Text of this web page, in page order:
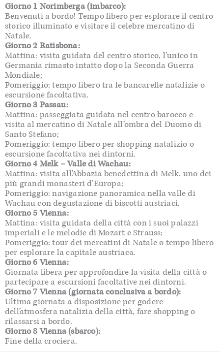
Giorno 1 Norimberga (imbarco):
Benvenuti a bordo! Tempo libero per esplorare il centro
storico illuminato e visitare il celebre mercatino di
Natale.
Giorno 2 Ratisbona:
Mattina: visita guidata del centro storico, l’unico in
Germania rimasto intatto dopo la Seconda Guerra
Mondiale;
Pomeriggio: tempo libero tra le bancarelle natalizie o
escursione facoltativa.
Giorno 3 Passau:
Mattina: passeggiata guidata nel centro barocco e
visita al mercatino di Natale all’ombra del Duomo di
Santo Stefano;
Pomeriggio: tempo libero per shopping natalizio o
escursione facoltativa nei dintorni.
Giorno 4 Melk – Valle di Wachau:
Mattina: visita all’Abbazia benedettina di Melk, uno dei
più grandi monasteri d’Europa;
Pomeriggio: navigazione panoramica nella valle di
Wachau con degustazione di biscotti austriaci.
Giorno 5 Vienna:
Mattina: visita guidata della città con i suoi palazzi
imperiali e le melodie di Mozart e Strauss;
Pomeriggio: tour dei mercatini di Natale o tempo libero
per esplorare la capitale austriaca.
Giorno 6 Vienna:
Giornata libera per approfondire la visita della città o
partecipare a escursioni facoltative nei dintorni.
Giorno 7 Vienna (giornata conclusiva a bordo):
Ultima giornata a disposizione per godere
dell’atmosfera natalizia della città, fare shopping o
rilassarsi a bordo.
Giorno 8 Vienna (sbarco):
Fine della crociera.